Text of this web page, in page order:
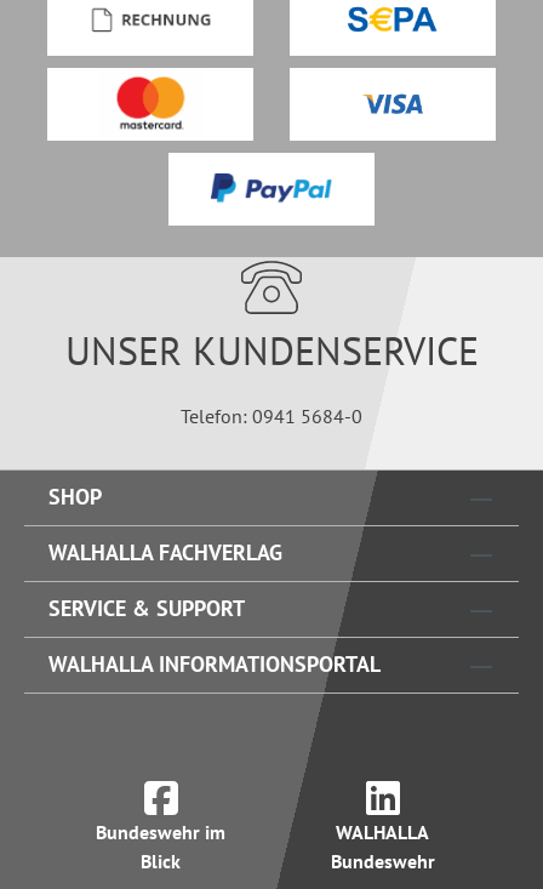
UNSER KUNDENSERVICE
Telefon: 0941 5684-0
SHOP
WALHALLA FACHVERLAG
SERVICE & SUPPORT
WALHALLA INFORMATIONSPORTAL
Bundeswehr im
Blick
WALHALLA
Bundeswehr